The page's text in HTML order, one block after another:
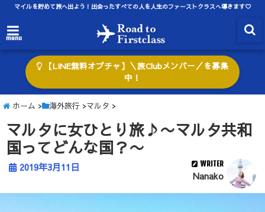
マイルを貯めて旅へ出よう！出会ったすべての人を人生のファーストクラスへ導きます♡
menu
【LINE無料オプチャ】＼旅Clubメンバー／を募集
中！
ホーム > 海外旅行 >マルタ >
マルタに女ひとり旅♪〜マルタ共和
国ってどんな国？〜
2019年3月11日 WRITER
Nanako